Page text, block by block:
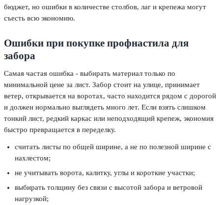
бюджет, но ошибки в количестве столбов, лаг и крепежа могут
съесть всю экономию.
Ошибки при покупке профнастила для
забора
Самая частая ошибка - выбирать материал только по
минимальной цене за лист. Забор стоит на улице, принимает
ветер, открывается на воротах, часто находится рядом с дорогой
и должен нормально выглядеть много лет. Если взять слишком
тонкий лист, редкий каркас или неподходящий крепеж, экономия
быстро превращается в переделку.
считать листы по общей ширине, а не по полезной ширине с
нахлестом;
не учитывать ворота, калитку, углы и короткие участки;
выбирать толщину без связи с высотой забора и ветровой
нагрузкой;